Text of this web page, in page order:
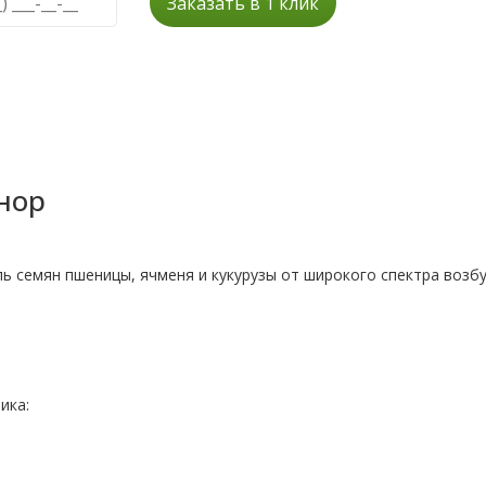
семян пшеницы, ячменя и кукурузы от широкого спектра